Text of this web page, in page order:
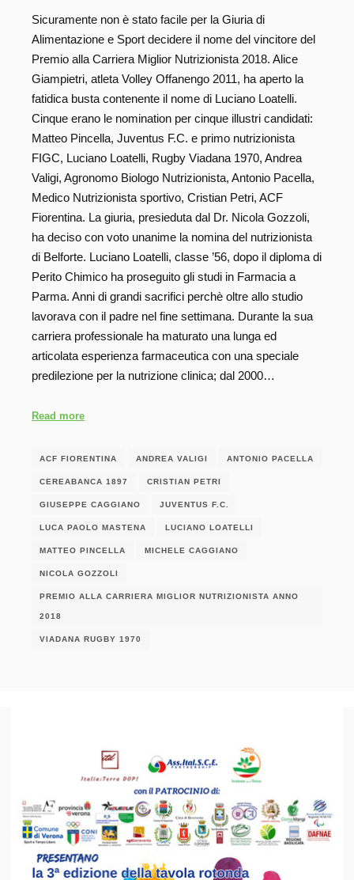
Sicuramente non è stato facile per la Giuria di
Alimentazione e Sport decidere il nome del vincitore del
Premio alla Carriera Miglior Nutrizionista 2018. Alice
Giampietri, atleta Volley Offanengo 2011, ha aperto la
fatidica busta contenente il nome di Luciano Loatelli.
Cinque erano le nomination per cinque illustri candidati:
Matteo Pincella, Juventus F.C. e primo nutrizionista
FIGC, Luciano Loatelli, Rugby Viadana 1970, Andrea
Valigi, Agronomo Biologo Nutrizionista, Antonio Pacella,
Medico Nutrizionista sportivo, Cristian Petri, ACF
Fiorentina. La giuria, presieduta dal Dr. Nicola Gozzoli,
ha deciso con voto unanime la nomina del nutrizionista
di Belforte. Luciano Loatelli, classe ’56, dopo il diploma di
Perito Chimico ha proseguito gli studi in Farmacia a
Parma. Anni di grandi sacrifici perchè oltre allo studio
lavorava con il padre nel fine settimana. Durante la sua
carriera professionale ha maturato una lunga ed
articolata esperienza farmaceutica con una speciale
predilezione per la nutrizione clinica; dal 2000…
Read more
ACF FIORENTINA ANDREA VALIGI ANTONIO PACELLA
CEREABANCA 1897 CRISTIAN PETRI
GIUSEPPE CAGGIANO JUVENTUS F.C.
LUCA PAOLO MASTENA LUCIANO LOATELLI
MATTEO PINCELLA MICHELE CAGGIANO
NICOLA GOZZOLI
PREMIO ALLA CARRIERA MIGLIOR NUTRIZIONISTA ANNO
2018
VIADANA RUGBY 1970